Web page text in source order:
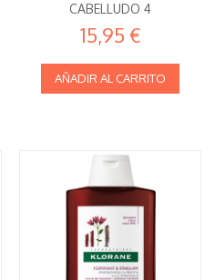
CABELLUDO 4
15,95 €
AÑADIR AL CARRITO